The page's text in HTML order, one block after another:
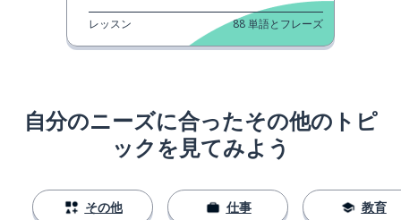
レッスン 88単語とフレーズ
自分のニーズに合ったその他のトピ
ックを見てみよう
その他 仕事 教育